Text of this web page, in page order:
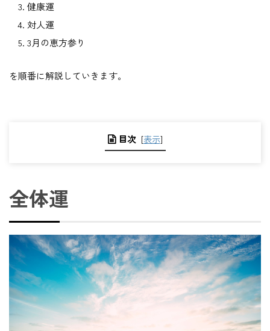
健康運
対人運
3月の恵方参り
を順番に解説していきます。
目次 [表示]
全体運